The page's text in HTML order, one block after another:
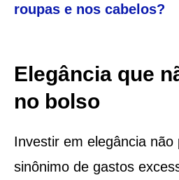
roupas e nos cabelos?
Elegância que
no bolso
Investir em elegância não
sinônimo de gastos